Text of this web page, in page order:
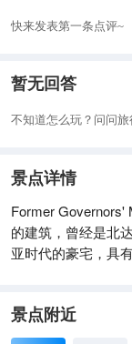
快来发表第一条点评~
暂无回答
不知道怎么玩？问问旅
景点详情
Former Governors'
的建筑，曾经是北
亚时代的豪宅，具
景点附近